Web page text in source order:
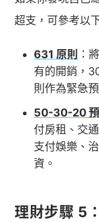
超支，可參考以
631 原則 ：
有的開銷，
則作為緊急
50-30-20 預
付房租、交
支付娛樂、
資。
理財步驟 5